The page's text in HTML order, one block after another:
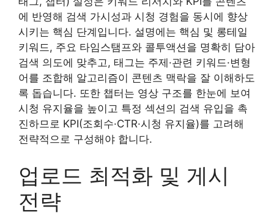
에 반영해 검색 가시성과 시청 경험을 동시에 향상
시키는 핵심 단계입니다. 설명에는 핵심 및 롱테일
키워드, 주요 타임스탬프와 콜투액션을 명확히 담아
검색 의도에 맞추고, 태그는 주제·관련 키워드·변형
어를 조합해 알고리즘이 콘텐츠 맥락을 잘 이해하도
록 돕습니다. 또한 챕터는 영상 구조를 한눈에 보여
시청 유지율을 높이고 특정 섹션의 검색 유입을 촉
진하므로 KPI(조회수·CTR·시청 유지율)를 고려해
전략적으로 구성해야 합니다.
업로드 최적화 및 게시
전략